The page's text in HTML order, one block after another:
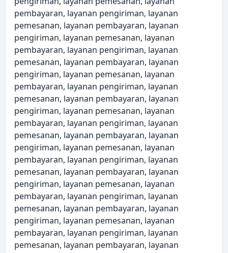
pembayaran, layanan pengiriman, layanan
pemesanan, layanan pembayaran, layanan
pengiriman, layanan pemesanan, layanan
pembayaran, layanan pengiriman, layanan
pemesanan, layanan pembayaran, layanan
pengiriman, layanan pemesanan, layanan
pembayaran, layanan pengiriman, layanan
pemesanan, layanan pembayaran, layanan
pengiriman, layanan pemesanan, layanan
pembayaran, layanan pengiriman, layanan
pemesanan, layanan pembayaran, layanan
pengiriman, layanan pemesanan, layanan
pembayaran, layanan pengiriman, layanan
pemesanan, layanan pembayaran, layanan
pengiriman, layanan pemesanan, layanan
pembayaran, layanan pengiriman, layanan
pemesanan, layanan pembayaran, layanan
pengiriman, layanan pemesanan, layanan
pembayaran, layanan pengiriman, layanan
pemesanan, layanan pembayaran, layanan